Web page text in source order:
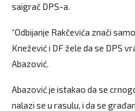
saigrač DPS-a.
“Odbijanje Rakčevića znači
Knežević i DF žele da se DPS
Abazović.
Abazović je istakao da se
nalazi se u rasulu, i da se